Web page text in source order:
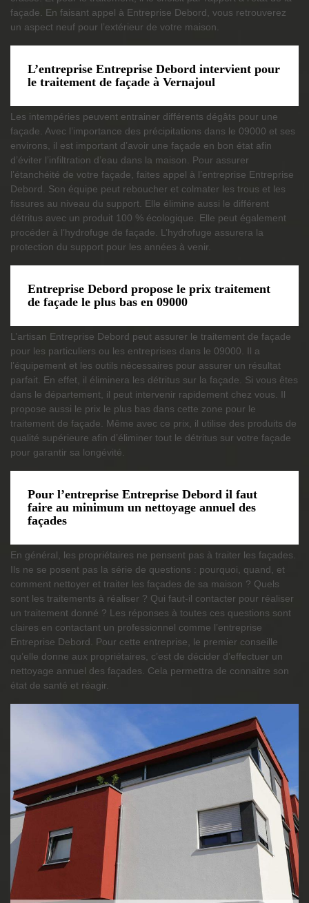
façade. En faisant appel à Entreprise Debord, vous retrouverez
un aspect neuf pour l’extérieur de votre maison.
L’entreprise Entreprise Debord intervient pour
le traitement de façade à Vernajoul
Les intempéries peuvent entrainer différents dégâts pour une
façade. Avec l’importance des précipitations dans le 09000 et ses
environs, il est important d’avoir une façade en bon état afin
d’éviter l’infiltration d’eau dans la maison. Pour assurer
l’étanchéité de votre façade, faites appel à l’entreprise Entreprise
Debord. Son équipe peut reboucher et colmater les trous et les
fissures au niveau du support. Elle élimine aussi le différent
détritus avec un produit 100 % écologique. Elle peut également
procéder à l’hydrofuge de façade. L’hydrofuge assurera la
protection du support pour les années à venir.
Entreprise Debord propose le prix traitement
de façade le plus bas en 09000
L’artisan Entreprise Debord peut assurer le traitement de façade
pour les particuliers ou les entreprises dans le 09000. Il a
l’équipement et les outils nécessaires pour assurer un résultat
parfait. En effet, il éliminera les détritus sur la façade. Si vous êtes
dans le département, il peut intervenir rapidement chez vous. Il
propose aussi le prix le plus bas dans cette zone pour le
traitement de façade. Même avec ce prix, il utilise des produits de
qualité supérieure afin d’éliminer tout le détritus sur votre façade
pour garantir sa longévité.
Pour l’entreprise Entreprise Debord il faut
faire au minimum un nettoyage annuel des
façades
En général, les propriétaires ne pensent pas à traiter les façades.
Ils ne se posent pas la série de questions : pourquoi, quand, et
comment nettoyer et traiter les façades de sa maison ? Quels
sont les traitements à réaliser ? Qui faut-il contacter pour réaliser
un traitement donné ? Les réponses à toutes ces questions sont
claires en contactant un professionnel comme l’entreprise
Entreprise Debord. Pour cette entreprise, le premier conseille
qu’elle donne aux propriétaires, c’est de décider d’effectuer un
nettoyage annuel des façades. Cela permettra de connaitre son
état de santé et réagir.